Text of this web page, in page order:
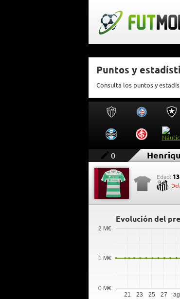
Puntos y
Consulta los puntos y
0
Edad: 13
Evolución del
21 23 25 27
0 M€
1 M€
2 M€